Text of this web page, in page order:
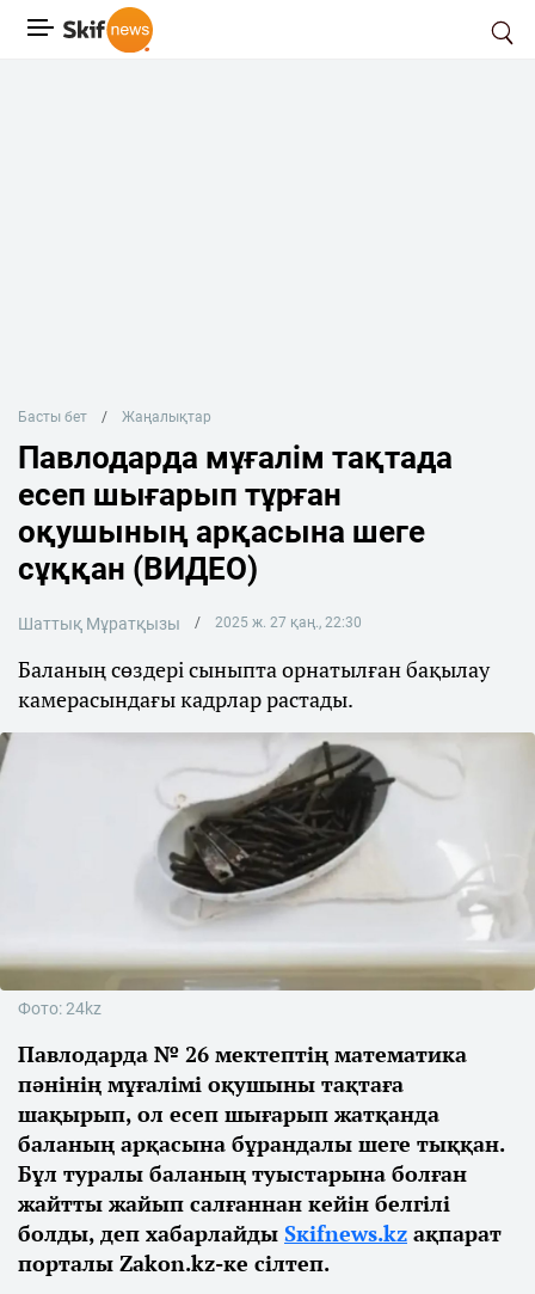
Басты бет Жаңалықтар
Павлодарда мұғалім тақтада
есеп шығарып тұрған
оқушының арқасына шеге
сұққан (ВИДЕО)
Шаттық Мұратқызы 2025 ж. 27 қаң., 22:30
Баланың сөздері сыныпта орнатылған бақылау
камерасындағы кадрлар растады.
Фото: 24kz
Павлодарда № 26 мектептің математика
пәнінің мұғалімі оқушыны тақтаға
шақырып, ол есеп шығарып жатқанда
баланың арқасына бұрандалы шеге тыққан.
Бұл туралы баланың туыстарына болған
жайтты жайып салғаннан кейін белгілі
болды, деп хабарлайды Sкifnews.kz ақпарат
порталы Zakon.kz-ке сілтеп.